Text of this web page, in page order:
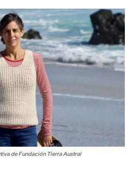
de Fundación Tierra Austral